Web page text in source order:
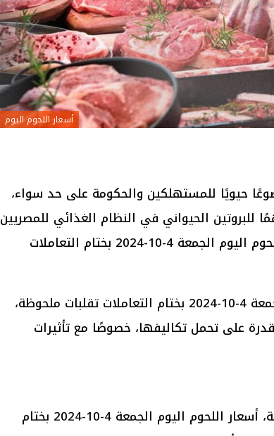
أسعار اللحوم اليوم
حيويًا للمستهلكين والحكومة على حد سواء،
للبروتين الحيواني في النظام الغذائي للمصريين
ولهذا يزداد البحث عن أسعار اللحوم اليوم الجمعة 4-10-2024 بختام التعاملات
وشهدت أسعار اللحوم اليوم الجمعة 4-10-2024 بختام التعاملات تقلبات ملحوظة،
على تحمل تكاليفها، خصوصًا مع تأثيرات
يتناول عبر السطور التالية، أسعار اللحوم اليوم الجمعة 4-10-2024 بختام